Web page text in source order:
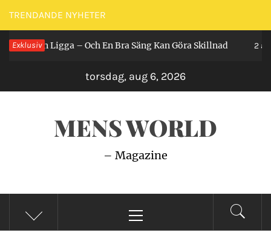
Hoppa
till
innehåll
TRENDANDE NYHETER
Exklusiv
Man Ligga – Och En Bra Säng Kan Göra Skillnad 2 år
torsdag, aug 6, 2026
MENS WORLD
– Magazine
meny